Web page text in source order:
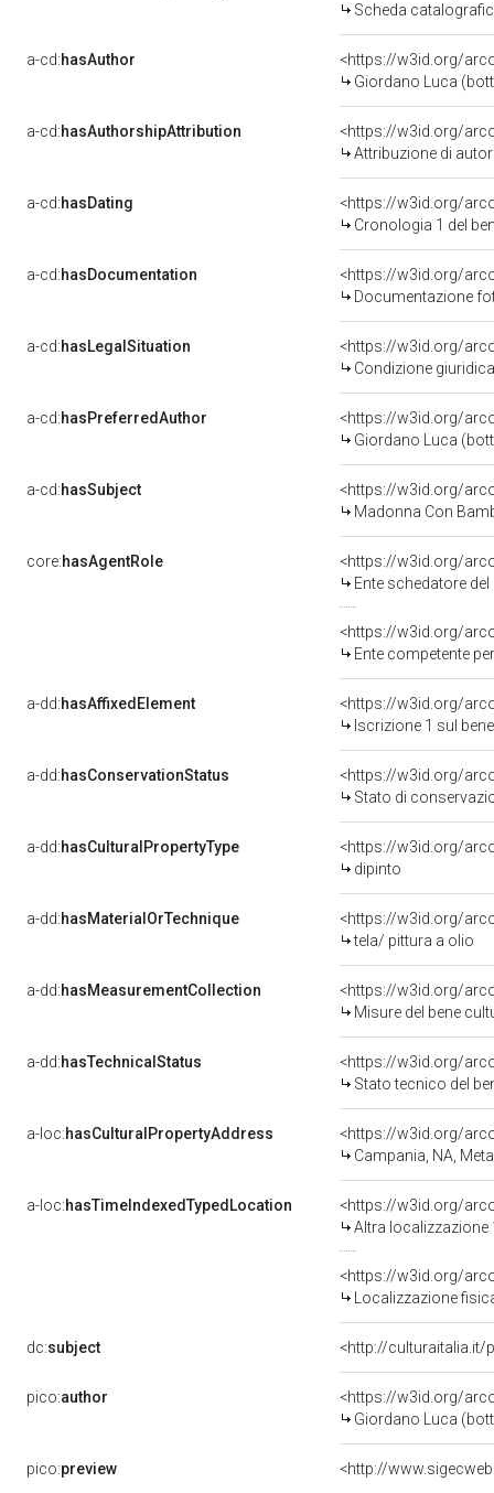
Scheda
a-cd:hasAuthor
<https://w3id.org/
Giordano Luca
a-cd:hasAuthorshipAttribution
<https://w3id.org/
Attribuzione di
a-cd:hasDating
<https://w3id.org/
Cronologia 1 del
a-cd:hasDocumentation
Documentazione
a-cd:hasLegalSituation
<https://w3id.org/
Condizione
a-cd:hasPreferredAuthor
<https://w3id.org/
Giordano Luca
a-cd:hasSubject
<https://w3id.org/
Madonna Con
core:hasAgentRole
<https://w3id.org/
Ente schedatore
<https://w3id.org/
Ente competente per tutela del bene 1500407773:
a-dd:hasAffixedElement
<https://w3id.org/
Iscrizione 1 sul
a-dd:hasConservationStatus
<https://w3id.org/
Stato di
a-dd:hasCulturalPropertyType
<https://w3id.org/
dipinto
a-dd:hasMaterialOrTechnique
<https://w3id.org/
tela/ pittura a olio
a-dd:hasMeasurementCollection
<https://w3id.org/
Misure del bene
a-dd:hasTechnicalStatus
<https://w3id.org/
Stato tecnico del
a-loc:hasCulturalPropertyAddress
<https://w3id.org/
Campania, NA, Meta
a-loc:hasTimeIndexedTypedLocation
<https://w3id.org/
Altra localizzazione
<https://w3id.org/
Localizzazione
dc:subject <http://culturaitalia.it/
pico:author
<https://w3id.org/
Giordano Luca
pico:preview <http://